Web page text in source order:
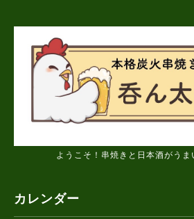
ようこそ！串焼きと日本酒がう
カレンダー